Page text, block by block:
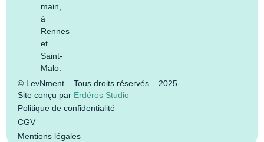
main,
à
Rennes
et
Saint-
Malo.
© LevNment – Tous droits réservés – 2025
Site conçu par Erdéros Studio
Politique de confidentialité
CGV
Mentions légales